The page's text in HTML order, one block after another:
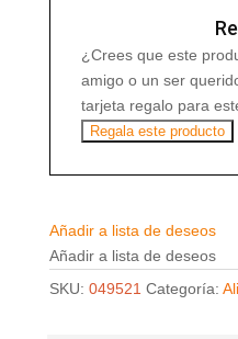
¿Crees que este
amigo o un ser
tarjeta regalo para
Regala este producto
Añadir a lista de deseos
Añadir a lista de deseos
SKU: 049521 Categoría: